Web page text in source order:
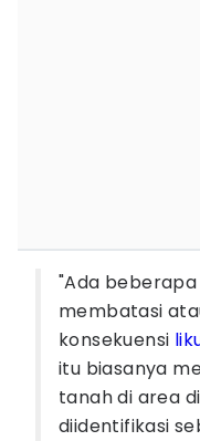
"Ada
membatasi
konsekuensi
itu biasanya
tanah di area
diidentifikasi